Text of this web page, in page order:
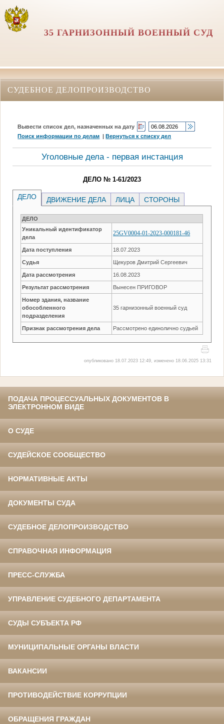
35 ГАРНИЗОННЫЙ ВОЕННЫЙ СУД
СУДЕБНОЕ ДЕЛОПРОИЗВОДСТВО
Вывести список дел, назначенных на дату
Поиск информации по делам |Вернуться к списку дел
Уголовные дела - первая инстанция
ДЕЛО № 1-61/2023
ДЕЛО ДВИЖЕНИЕ ДЕЛА ЛИЦА СТОРОНЫ
ДЕЛО
Уникальный идентификатор
дела
25GV0004-01-2023-000181-46
Дата поступления 18.07.2023
Судья Щекуров Дмитрий Сергеевич
Дата рассмотрения 16.08.2023
Результат рассмотрения Вынесен ПРИГОВОР
Номер здания, название
обособленного
подразделения
35 гарнизонный военный суд
Признак рассмотрения дела Рассмотрено единолично судьей
опубликовано 18.07.2023 12:49, изменено 18.06.2025 13:31
ПОДАЧА ПРОЦЕССУАЛЬНЫХ ДОКУМЕНТОВ В
ЭЛЕКТРОННОМ ВИДЕ
О СУДЕ
СУДЕЙСКОЕ СООБЩЕСТВО
НОРМАТИВНЫЕ АКТЫ
ДОКУМЕНТЫ СУДА
СУДЕБНОЕ ДЕЛОПРОИЗВОДСТВО
СПРАВОЧНАЯ ИНФОРМАЦИЯ
ПРЕСС-СЛУЖБА
УПРАВЛЕНИЕ СУДЕБНОГО ДЕПАРТАМЕНТА
СУДЫ СУБЪЕКТА РФ
МУНИЦИПАЛЬНЫЕ ОРГАНЫ ВЛАСТИ
ВАКАНСИИ
ПРОТИВОДЕЙСТВИЕ КОРРУПЦИИ
ОБРАЩЕНИЯ ГРАЖДАН